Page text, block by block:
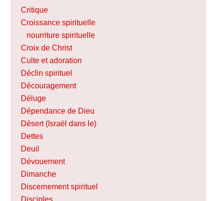
Critique
Croissance spirituelle
nourriture spirituelle
Croix de Christ
Culte et adoration
Déclin spirituel
Découragement
Déluge
Dépendance de Dieu
Désert (Israël dans le)
Dettes
Deuil
Dévouement
Dimanche
Discernement spirituel
Disciples